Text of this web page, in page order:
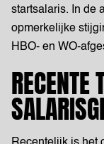
startsalaris. In de
opmerkelijke
HBO- en WO-
RECENTE